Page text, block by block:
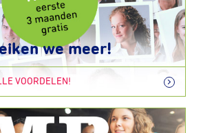
we meer!
VOORDELEN!